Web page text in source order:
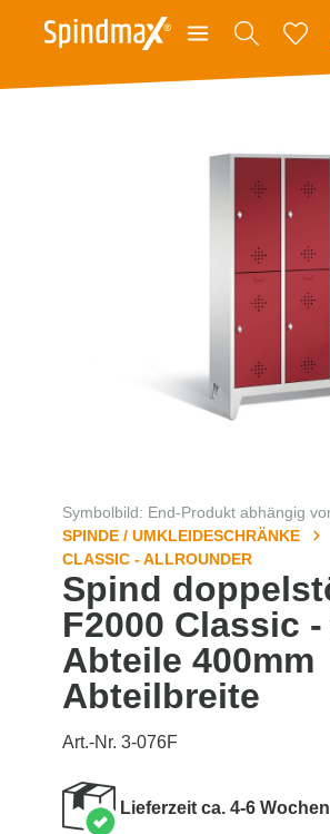
Symbolbild: End-Produkt abhängig
SPINDE / UMKLEIDESCHRÄNKE
CLASSIC - ALLROUNDER
Spind
F2000 Classic -
Abteile 400mm
Abteilbreite
Art.-Nr. 3-076F
Lieferzeit ca. 4-6 Wochen